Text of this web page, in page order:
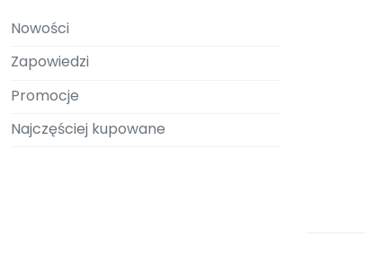
Nowości
Zapowiedzi
Promocje
Najczęściej kupowane